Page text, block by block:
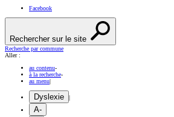
Facebook
Rechercher sur le site
Recherche par commune
Aller :
au contenu-
à la recherche-
au menu|
Dyslexie |
A-